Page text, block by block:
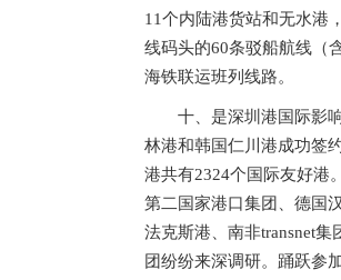
11个内陆港货站和无水港
线码头的60条驳船航线（
海铁联运班列线路。
十、是深圳港国际影
林港和韩国仁川港成功签
港共有2324个国际友好港
第二国家港口集团、德国
法克斯港、南非transnet集
团纷纷来深调研。踊跃参